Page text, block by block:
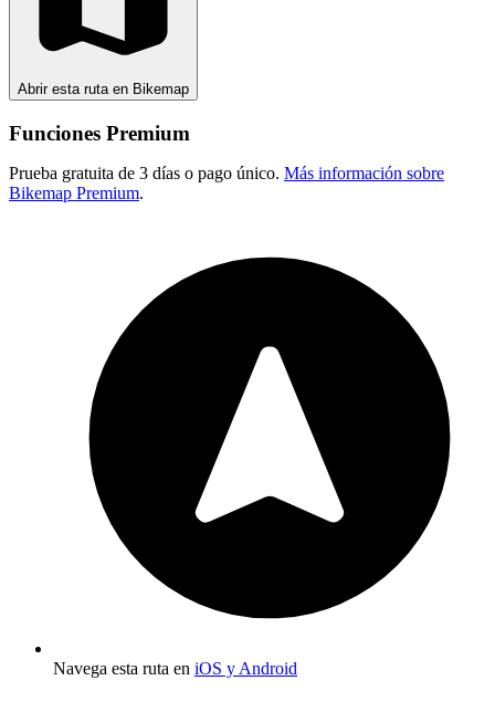
Abrir esta ruta en Bikemap
Funciones Premium
Prueba gratuita de 3 días o pago único. Más información sobre
Bikemap Premium.
Navega esta ruta en iOS y Android